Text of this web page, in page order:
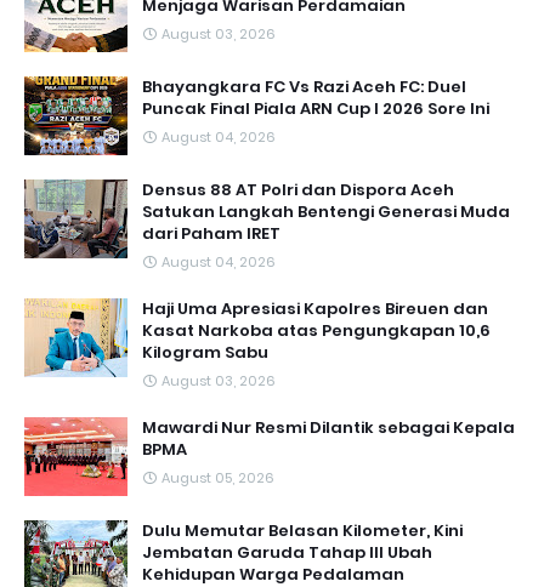
Menjaga Warisan Perdamaian
August 03, 2026
Bhayangkara FC Vs Razi Aceh FC: Duel
Puncak Final Piala ARN Cup I 2026 Sore Ini
August 04, 2026
Densus 88 AT Polri dan Dispora Aceh
Satukan Langkah Bentengi Generasi Muda
dari Paham IRET
August 04, 2026
Haji Uma Apresiasi Kapolres Bireuen dan
Kasat Narkoba atas Pengungkapan 10,6
Kilogram Sabu
August 03, 2026
Mawardi Nur Resmi Dilantik sebagai Kepala
BPMA
August 05, 2026
Dulu Memutar Belasan Kilometer, Kini
Jembatan Garuda Tahap III Ubah
Kehidupan Warga Pedalaman ‎